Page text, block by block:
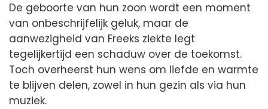
De geboorte van hun zoon wordt een moment
van onbeschrijfelijk geluk, maar de
aanwezigheid van Freeks ziekte legt
tegelijkertijd een schaduw over de toekomst.
Toch overheerst hun wens om liefde en warmte
te blijven delen, zowel in hun gezin als via hun
muziek.